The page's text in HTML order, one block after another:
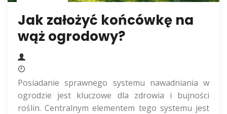
Jak założyć końcówkę na
wąż ogrodowy?
Posiadanie sprawnego systemu nawadniania w
ogrodzie jest kluczowe dla zdrowia i bujności
roślin. Centralnym elementem tego systemu jest